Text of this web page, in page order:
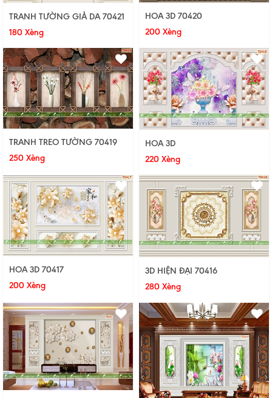
TRANH TƯỜNG GIẢ DA 70421
180 Xèng
HOA 3D 70420
200 Xèng
TRANH TREO TƯỜNG 70419
250 Xèng
HOA 3D
220 Xèng
HOA 3D 70417
200 Xèng
3D HIỆN ĐẠI 70416
280 Xèng